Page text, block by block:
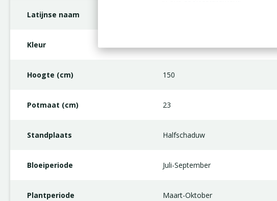
Latijnse naam
Kleur
Hoogte (cm) 150
Potmaat (cm) 23
Standplaats Halfschaduw
Bloeiperiode Juli-September
Plantperiode Maart-Oktober